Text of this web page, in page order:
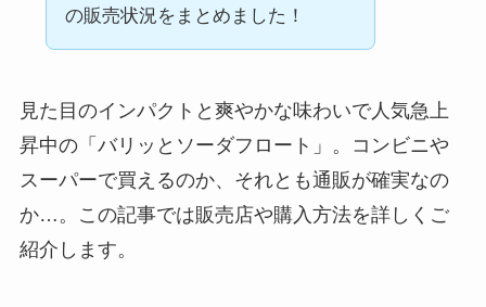
の販売状況をまとめました！
見た目のインパクトと爽やかな味わいで人気急上
昇中の「バリッとソーダフロート」。コンビニや
スーパーで買えるのか、それとも通販が確実なの
か…。この記事では販売店や購入方法を詳しくご
紹介します。